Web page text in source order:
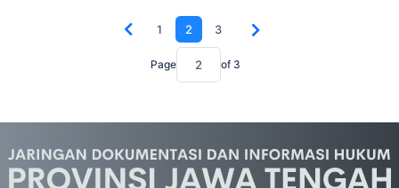
1 2 3
Page of 3